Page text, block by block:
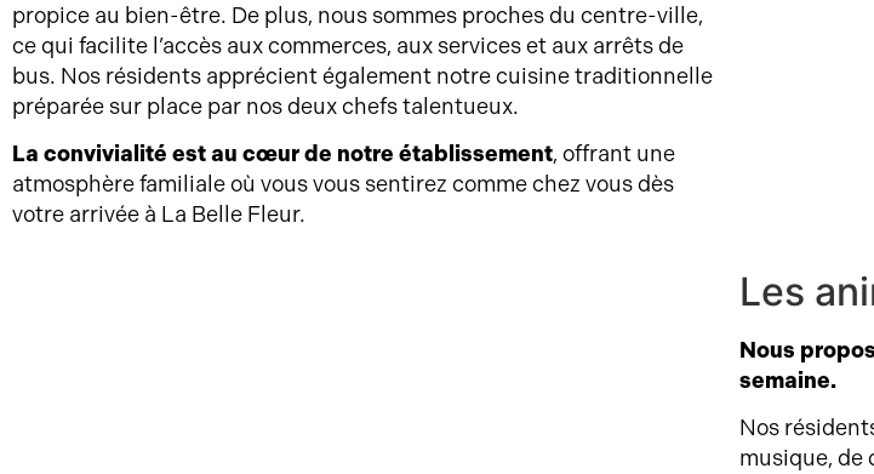
propice au bien-être. De plus, nous sommes proches du centre-ville,
ce qui facilite l’accès aux commerces, aux services et aux arrêts de
bus. Nos résidents apprécient également notre cuisine traditionnelle
préparée sur place par nos deux chefs talentueux.
La convivialité est au cœur de notre établissement, offrant une
atmosphère familiale où vous vous sentirez comme chez vous dès
votre arrivée à La Belle Fleur.
Les
Nous
semaine.
Nos
musique, de